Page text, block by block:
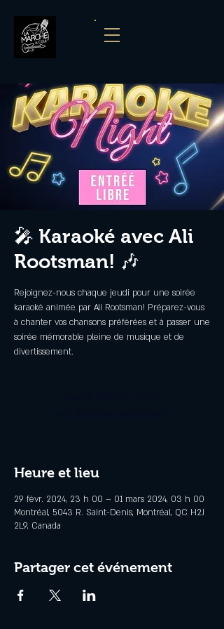
🎤 Karaoké avec Ali
Rootsman! 🎶
Rejoignez-nous chaque jeudi pour une soirée
karaoké animée par Ali Rootsman! Préparez-vous
à chanter vos chansons préférées et à passer une
soirée mémorable pleine de musique et de
divertissement.
Heure et lieu
29 févr. 2024, 23 h 00 – 01 mars 2024, 03 h 00
Montréal, 5043 R. Saint-Denis, Montréal, QC H2J
2L9, Canada
Partager cet événement